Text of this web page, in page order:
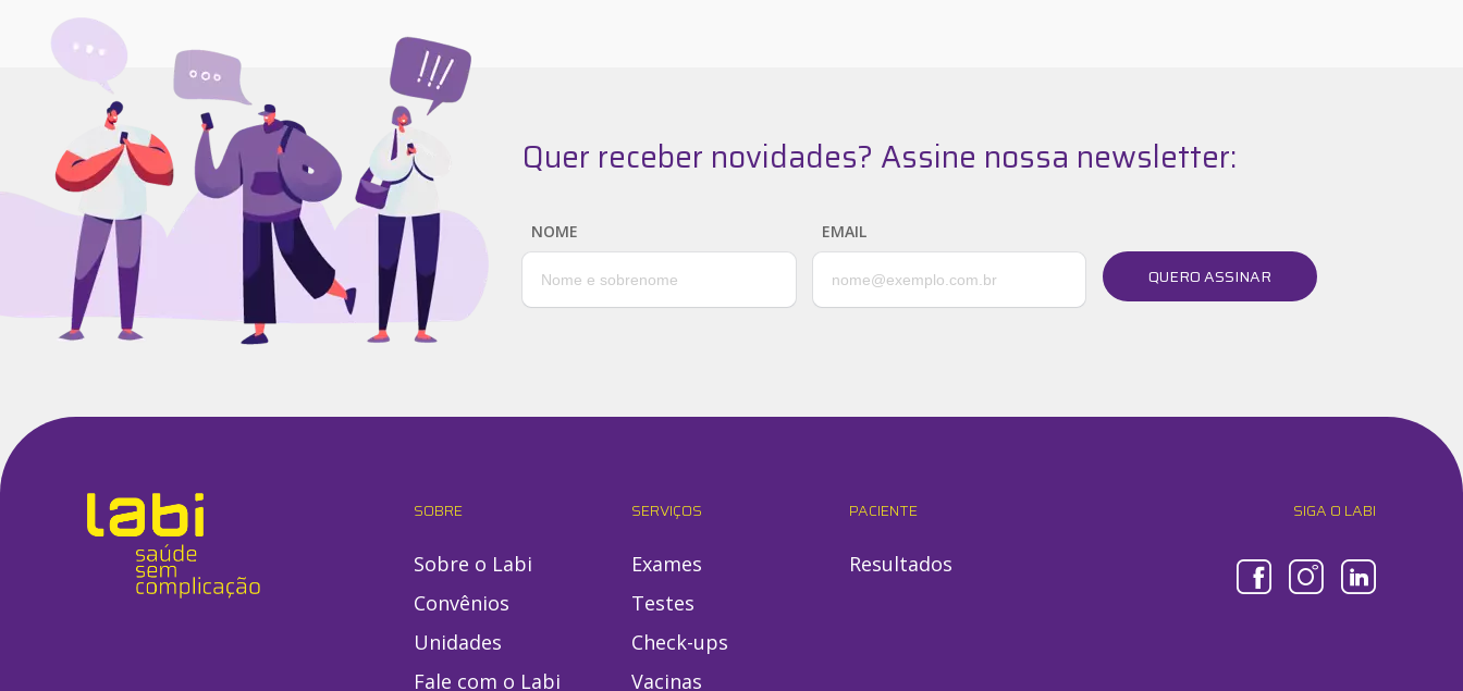
Quer receber novidades? Assine nossa newsletter:
NOME EMAIL
QUERO ASSINAR
SOBRE
Sobre o Labi
Convênios
Unidades
Fale com o Labi
SERVIÇOS
Exames
Testes
Check-ups
Vacinas
PACIENTE
Resultados
SIGA O LABI